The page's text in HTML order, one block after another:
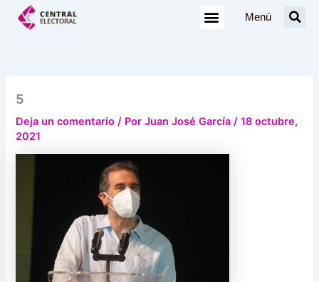
Menú
5
Deja un comentario / PorJuan José García/18 octubre,
2021